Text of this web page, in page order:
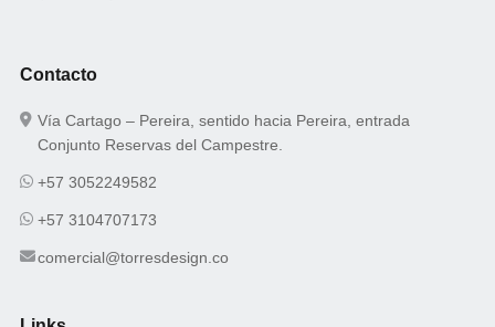
Contacto
Vía Cartago – Pereira, sentido hacia Pereira, entrada
Conjunto Reservas del Campestre.
+57 3052249582
+57 3104707173
comercial@torresdesign.co